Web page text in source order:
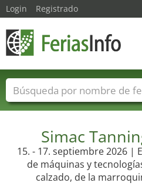
Simac
15. - 17. septiembre 2026 |
de máquinas y
calzado, de la
Login Registrado
Nombres de ferias Países
Sectores de proveedor de